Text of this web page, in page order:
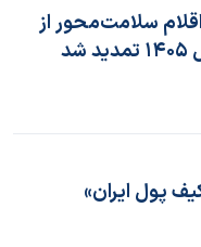
سلامت‌محور از
پول ایران»